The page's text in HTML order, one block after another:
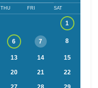
THU FRI SAT
1
6 7 8
13 14 15
20 21 22